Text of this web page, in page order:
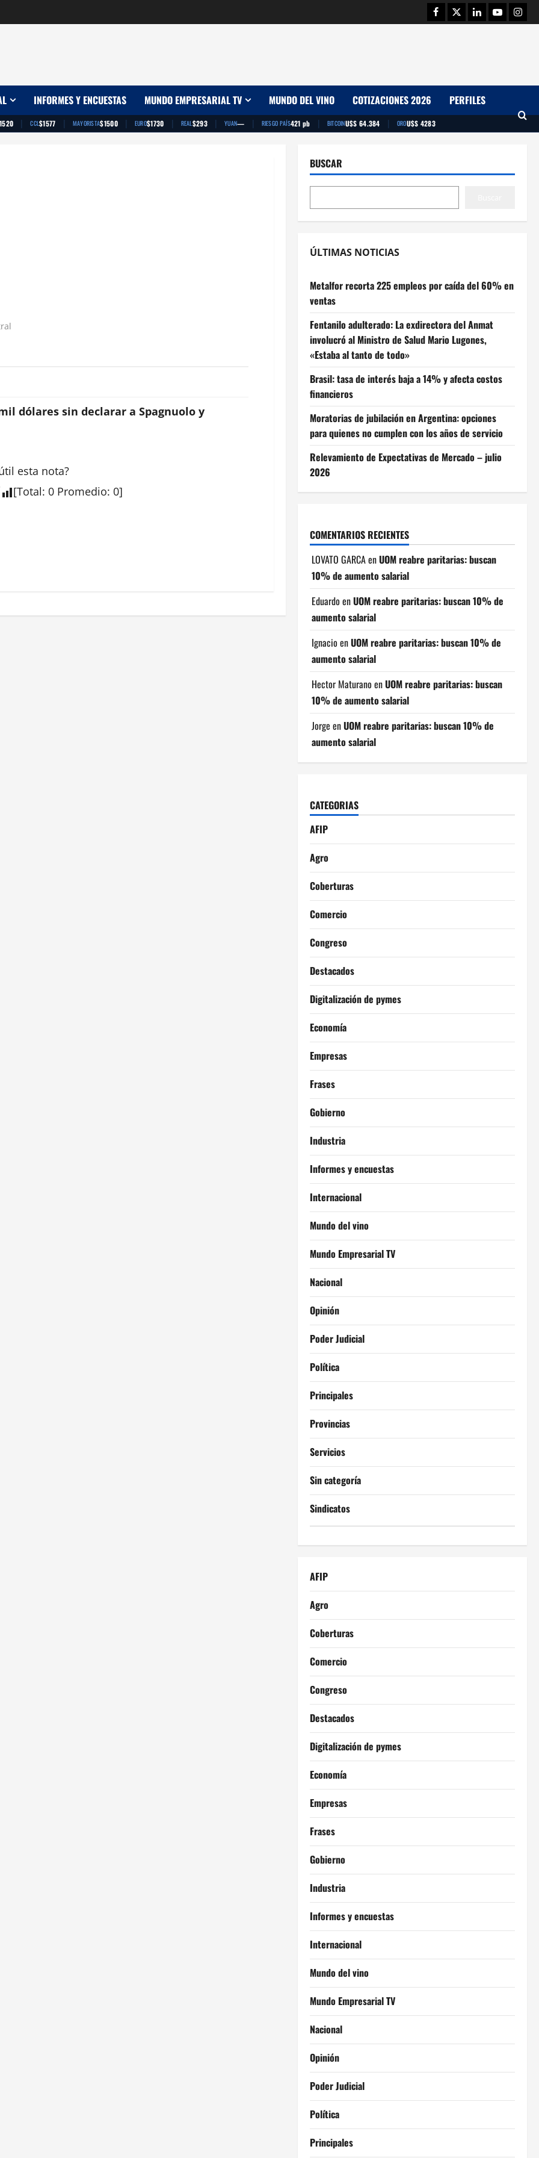
Facebook
TwitterLinkedinYoutube
INFORMES Y ENCUESTAS MUNDO EMPRESARIAL TV MUNDO DEL VINO COTIZACIONES 2026 PERFILES
| CCL$1577 | MAYORISTA$1500 | EURO$1730 | REAL$293 | YUAN— | RIESGO PAÍS421 pb | BITCOINU$S 64.384 | OROU$S 4283
dólares sin declarar a Spagnuolo y
esta nota?
[Total: 0 Promedio: 0]
BUSCAR
ÚLTIMAS NOTICIAS
Metalfor recorta 225 empleos por caída del 60% en
ventas
Fentanilo adulterado: La exdirectora del Anmat
involucró al Ministro de Salud Mario Lugones,
«Estaba al tanto de todo»
Brasil: tasa de interés baja a 14% y afecta costos
financieros
Moratorias de jubilación en Argentina: opciones
para quienes no cumplen con los años de servicio
Relevamiento de Expectativas de Mercado – julio
2026
COMENTARIOS RECIENTES
LOVATO GARCAenUOM reabre paritarias: buscan
10% de aumento salarial
Eduardo enUOM reabre paritarias: buscan 10% de
aumento salarial
Ignacio enUOM reabre paritarias: buscan 10% de
aumento salarial
Hector Maturano enUOM reabre paritarias: buscan
10% de aumento salarial
Jorge enUOM reabre paritarias: buscan 10% de
aumento salarial
CATEGORIAS
AFIP
Agro
Coberturas
Comercio
Congreso
Destacados
Digitalización de pymes
Economía
Empresas
Frases
Gobierno
Industria
Informes y encuestas
Internacional
Mundo del vino
Mundo Empresarial TV
Nacional
Opinión
Poder Judicial
Política
Principales
Provincias
Servicios
Sin categoría
Sindicatos
AFIP
Agro
Coberturas
Comercio
Congreso
Destacados
Digitalización de pymes
Economía
Empresas
Frases
Gobierno
Industria
Informes y encuestas
Internacional
Mundo del vino
Mundo Empresarial TV
Nacional
Opinión
Poder Judicial
Política
Principales